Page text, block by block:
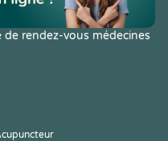
rendez-vous médecines